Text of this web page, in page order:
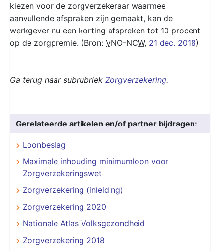
kiezen voor de zorgverzekeraar waarmee
aanvullende afspraken zijn gemaakt, kan de
werkgever nu een korting afspreken tot 10 procent
op de zorgpremie. (Bron: VNO-NCW, 21 dec. 2018)
Ga terug naar subrubriek Zorgverzekering.
Gerelateerde artikelen en/of partner bijdragen:
Loonbeslag
Maximale inhouding minimumloon voor
Zorgverzekeringswet
Zorgverzekering (inleiding)
Zorgverzekering 2020
Nationale Atlas Volksgezondheid
Zorgverzekering 2018